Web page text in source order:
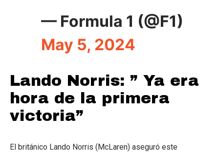
— Formula 1 (@F1)
May 5, 2024
Lando Norris: ” Ya era
hora de la primera
victoria”
El británico Lando Norris (McLaren) aseguró este